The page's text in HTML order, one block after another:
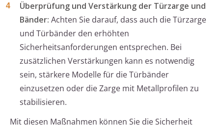
Überprüfung und Verstärkung der Türzarge und
Bänder: Achten Sie darauf, dass auch die Türzarge
und Türbänder den erhöhten
Sicherheitsanforderungen entsprechen. Bei
zusätzlichen Verstärkungen kann es notwendig
sein, stärkere Modelle für die Türbänder
einzusetzen oder die Zarge mit Metallprofilen zu
stabilisieren.
Mit diesen Maßnahmen können Sie die Sicherheit